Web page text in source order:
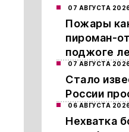
07 АВГУСТА
Пожары
пироман-
поджоге
07 АВГУСТА
Стало
России
06 АВГУСТА
Нехватка